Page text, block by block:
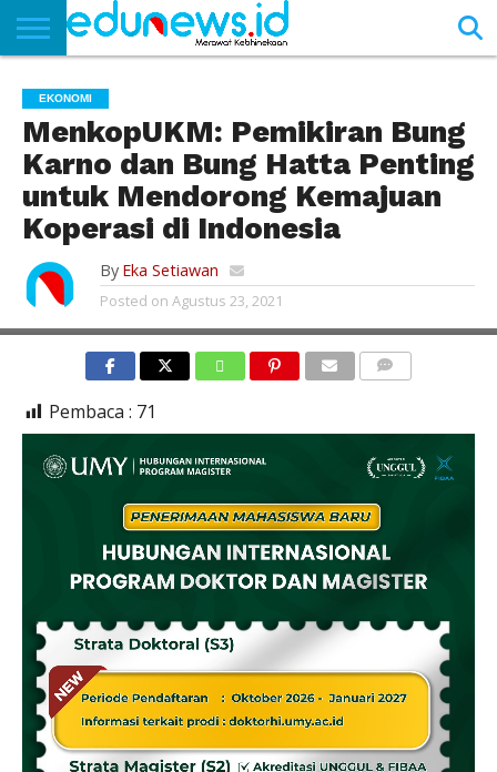
NEWS
EDUNEWS
LITERASI
PUSTAKA
SOSOK
TEKNO
KHASANAH
SASTRA
EKONOMI
MenkopUKM: Pemikiran Bung
Karno dan Bung Hatta Penting
untuk Mendorong Kemajuan
Koperasi di Indonesia
By Eka Setiawan
Posted on Agustus 23, 2021
Pembaca : 71